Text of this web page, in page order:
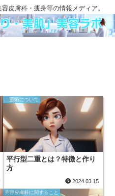
皮膚科・痩身等の情報メディア。
二重術について
平行型二重とは？特徴と作り
方
2024.03.15
美容皮膚科に関すること